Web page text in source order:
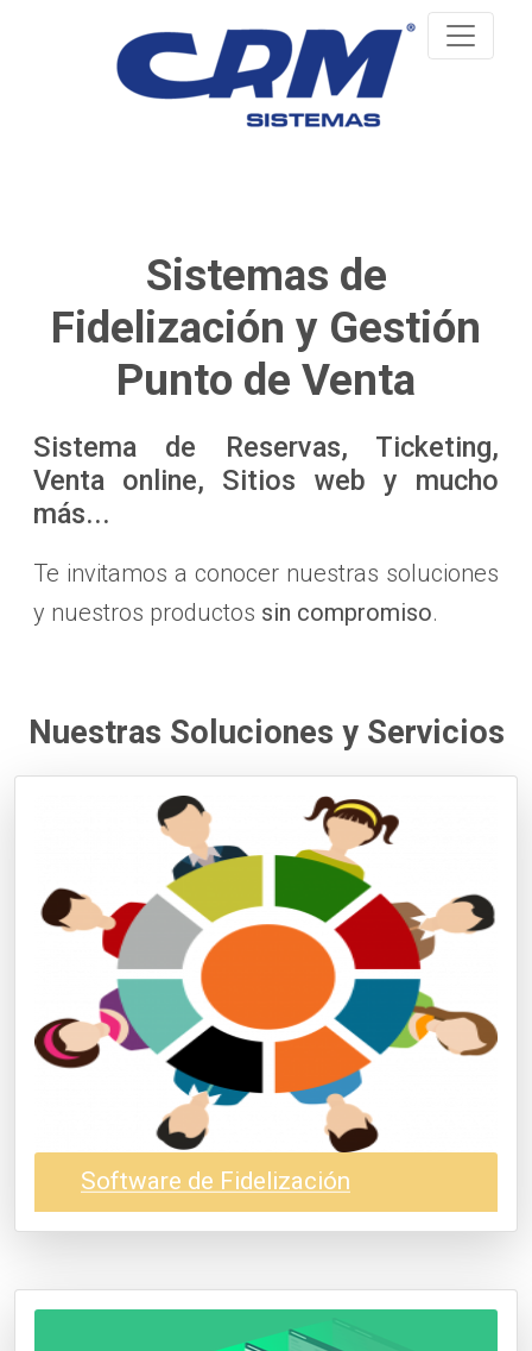
Sistemas de
Fidelización y Gestión
Punto de Venta
Sistema de Reservas, Ticketing,
Venta online, Sitios web y mucho
más...
Te invitamos a conocer nuestras soluciones
y nuestros productos sin compromiso.
Nuestras Soluciones y Servicios
Software de Fidelización